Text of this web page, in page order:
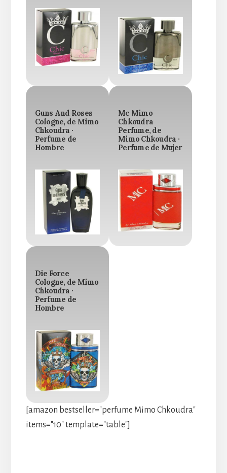
Guns And Roses
Cologne, de Mimo
Chkoudra ·
Perfume de
Hombre
Mc Mimo
Chkoudra
Perfume, de
Mimo Chkoudra ·
Perfume de Mujer
Die Force
Cologne, de Mimo
Chkoudra ·
Perfume de
Hombre
[amazon bestseller="perfume Mimo Chkoudra"
items="10" template="table"]